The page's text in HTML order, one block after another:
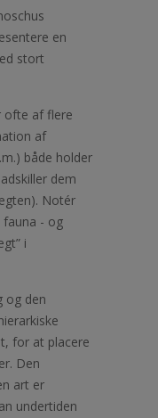
en
stort
ofte af flere
af
både holder
dem
Notér
fauna - og
i
og den
for at placere
Den
art er
undertiden